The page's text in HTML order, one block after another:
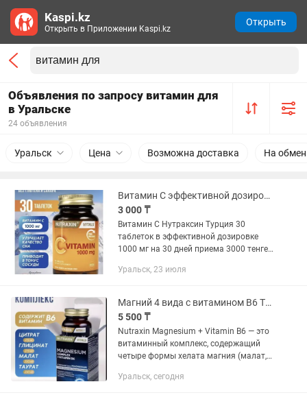
Объявления по запросу витамин для
в Уральске
24 объявления
Уральск Цена Возможна доставка На обмен
Витамин С эффективной дозировке 1000мг для иммунитета, детокса, молодости
3 000 ₸
Витамин С Нутраксин Турция 30
таблеток в эффективной дозировке
1000 мг на 30 дней приема 3000 тенге
Мощная защита организма: Витамин C
Уральск, 23 июля
Магний 4 вида с витамином В6 Турция проверенное качество
5 500 ₸
Nutraxin Magnesium + Vitamin B6 — это
витаминный комплекс, содержащий
четыре формы хелата магния (малат,
витамин B6. Каждая таблетка
Уральск, сегодня
Kaspi.kz
Открыть в Приложении Kaspi.kz
Открыть